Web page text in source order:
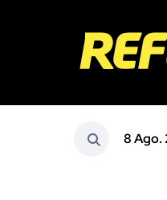
8 Ago.